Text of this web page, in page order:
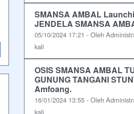
SMANSA AMBAL
JENDELA SMANSA
05/10/2024 17:21 - Oleh
kali
OSIS SMANSA AMBAL
GUNUNG TANGANI
Amfoang.
16/01/2024 13:55 - Oleh
kali